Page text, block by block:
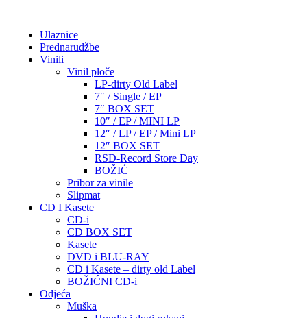
Ulaznice
Prednarudžbe
Vinili
Vinil ploče
LP-dirty Old Label
7″ / Single / EP
7″ BOX SET
10″ / EP / MINI LP
12″ / LP / EP / Mini LP
12″ BOX SET
RSD-Record Store Day
BOŽIĆ
Pribor za vinile
Slipmat
CD I Kasete
CD-i
CD BOX SET
Kasete
DVD i BLU-RAY
CD i Kasete – dirty old Label
BOŽIĆNI CD-i
Odjeća
Muška